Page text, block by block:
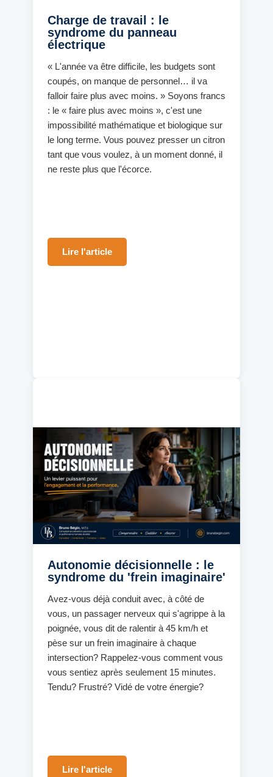
Charge de travail : le
syndrome du panneau
électrique
« L'année va être difficile, les budgets sont
coupés, on manque de personnel… il va
falloir faire plus avec moins. » Soyons francs
: le « faire plus avec moins », c'est une
impossibilité mathématique et biologique sur
le long terme. Vous pouvez presser un citron
tant que vous voulez, à un moment donné, il
ne reste plus que l'écorce.
Lire l'article
Autonomie décisionnelle : le
syndrome du 'frein imaginaire'
Avez-vous déjà conduit avec, à côté de
vous, un passager nerveux qui s'agrippe à la
poignée, vous dit de ralentir à 45 km/h et
pèse sur un frein imaginaire à chaque
intersection? Rappelez-vous comment vous
vous sentiez après seulement 15 minutes.
Tendu? Frustré? Vidé de votre énergie?
Lire l'article